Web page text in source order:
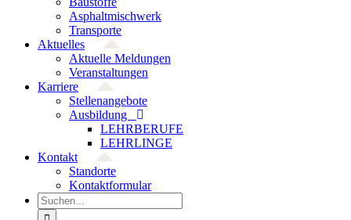
Asphaltmischwerk
Transporte
Aktuelles
Aktuelle Meldungen
Veranstaltungen
Karriere
Stellenangebote
Ausbildung
LEHRBERUFE
LEHRLINGE
Kontakt
Standorte
Kontaktformular
Suche
nach: